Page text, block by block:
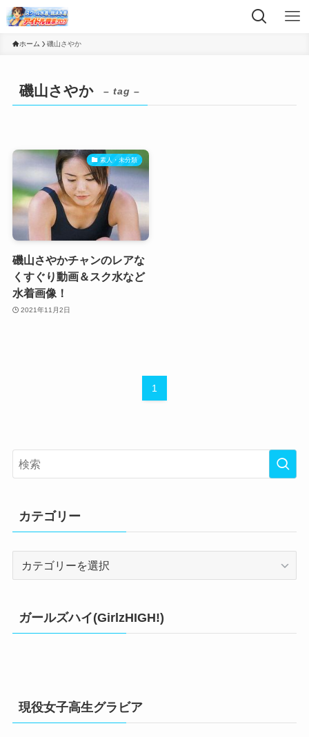
ホーム 磯山さやか
磯山さやか – tag –
素人・未分類
磯山さやかチャンのレアな
くすぐり動画＆スク水など
水着画像！
2021年11月2日
1
カテゴリー
ー
ガールズハイ(GirlzHIGH!)
現役女子高生グラビア